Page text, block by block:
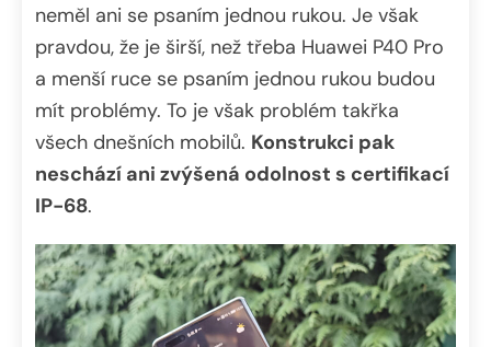
neměl ani se psaním jednou rukou. Je však
pravdou, že je širší, než třeba Huawei P40 Pro
a menší ruce se psaním jednou rukou budou
mít problémy. To je však problém takřka
všech dnešních mobilů. Konstrukci pak
neschází ani zvýšená odolnost s certifikací
IP-68.